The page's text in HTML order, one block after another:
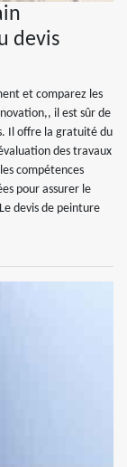
devis
et comparez les
il est sûr de
Il offre la gratuité du
des travaux
compétences
pour assurer le
devis de peinture